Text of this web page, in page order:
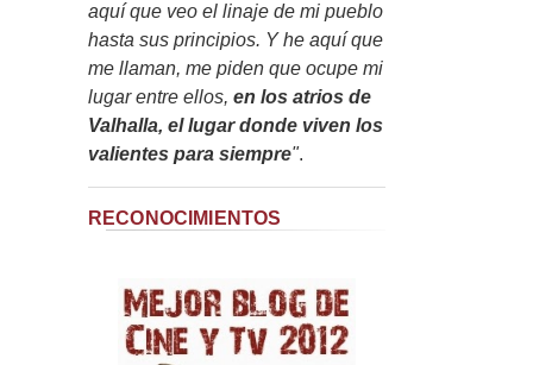
aquí que veo el linaje de mi pueblo
hasta sus principios. Y he aquí que
me llaman, me piden que ocupe mi
lugar entre ellos, en los atrios de
Valhalla, el lugar donde viven los
valientes para siempre".
RECONOCIMIENTOS